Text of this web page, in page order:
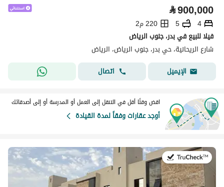
⃁900,000
4
5
220 م2
فيلا للبيع في بدر، جنوب الرياض
شارع الريحانية، حي بدر، جنوب الرياض، الرياض
الإيميل
اتصال
اقض وقتًا أقل في التنقل إلى العمل أو المدرسة أو إلى أصدقائك
أوجد عقارات وفقاً لمدة القيادة
في:30 يوليو 2026